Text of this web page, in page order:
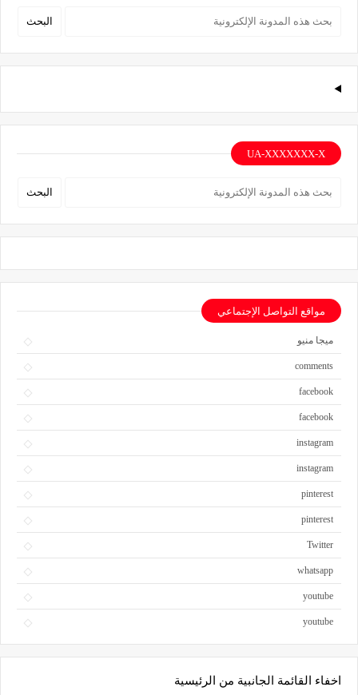
UA-XXXXXXX-X
مواقع التواصل الإجتماعي
ميجا منيو
comments
facebook
facebook
instagram
instagram
pinterest
pinterest
Twitter
whatsapp
youtube
youtube
اخفاء القائمة الجانبية من الرئيسية